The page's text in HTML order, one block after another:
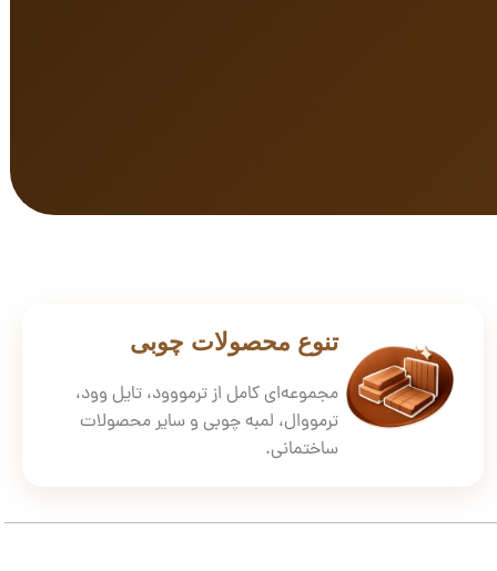
تنوع محصولات چوبی
مجموعه‌ای کامل از ترمووود، تایل وود،
ترمووال، لمبه چوبی و سایر محصولات
ساختمانی.